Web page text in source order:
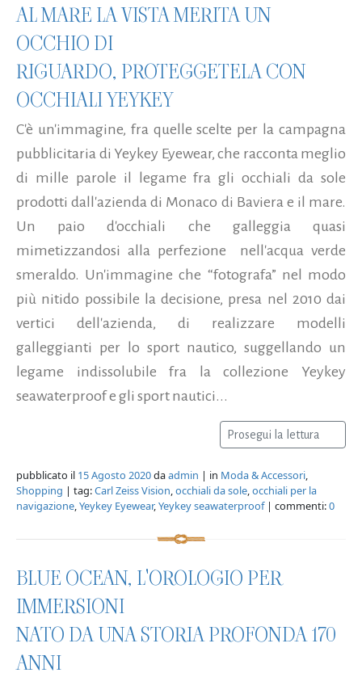
AL MARE LA VISTA MERITA UN
OCCHIO DI
RIGUARDO, PROTEGGETELA CON
OCCHIALI YEYKEY
C'è un'immagine, fra quelle scelte per la campagna
pubblicitaria di Yeykey Eyewear, che racconta meglio
di mille parole il legame fra gli occhiali da sole
prodotti dall'azienda di Monaco di Baviera e il mare.
Un paio d'occhiali che galleggia quasi
mimetizzandosi alla perfezione nell'acqua verde
smeraldo. Un'immagine che “fotografa” nel modo
più nitido possibile la decisione, presa nel 2010 dai
vertici dell'azienda, di realizzare modelli
galleggianti per lo sport nautico, suggellando un
legame indissolubile fra la collezione Yeykey
seawaterproof e gli sport nautici...
Prosegui la lettura
pubblicato il 15 Agosto 2020daadmin | in Moda & Accessori,
Shopping | tag:Carl Zeiss Vision,occhiali da sole,occhiali per la
navigazione,Yeykey Eyewear,Yeykey seawaterproof| commenti:0
BLUE OCEAN, L'OROLOGIO PER
IMMERSIONI
NATO DA UNA STORIA PROFONDA 170
ANNI